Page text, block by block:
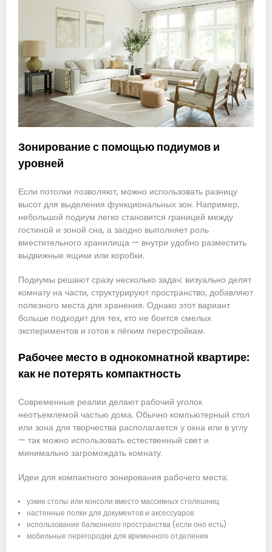
Зонирование с помощью подиумов и
уровней
Если потолки позволяют, можно использовать разницу
высот для выделения функциональных зон. Например,
небольшой подиум легко становится границей между
гостиной и зоной сна, а заодно выполняет роль
вместительного хранилища — внутри удобно разместить
выдвижные ящики или коробки.
Подиумы решают сразу несколько задач: визуально делят
комнату на части, структурируют пространство, добавляют
полезного места для хранения. Однако этот вариант
больше подходит для тех, кто не боится смелых
экспериментов и готов к лёгким перестройкам.
Рабочее место в однокомнатной квартире:
как не потерять компактность
Современные реалии делают рабочий уголок
неотъемлемой частью дома. Обычно компьютерный стол
или зона для творчества располагается у окна или в углу
— так можно использовать естественный свет и
минимально загромождать комнату.
Идеи для компактного зонирования рабочего места:
узкие столы или консоли вместо массивных столешниц
настенные полки для документов и аксессуаров
использование балконного пространства (если оно есть)
мобильные перегородки для временного отделения